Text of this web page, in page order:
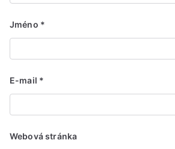
Jméno *
E-mail *
Webová stránka